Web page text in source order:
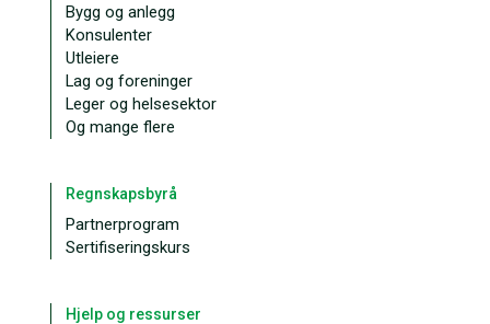
Bygg og anlegg
Konsulenter
Utleiere
Lag og foreninger
Leger og helsesektor
Og mange flere
Regnskapsbyrå
Partnerprogram
Sertifiseringskurs
Hjelp og ressurser